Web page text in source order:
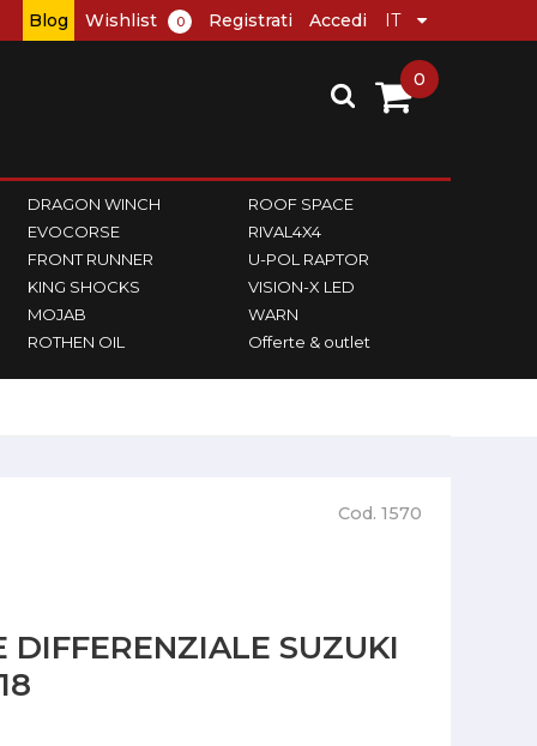
Blog Wishlist 0 Registrati Accedi
DRAGON WINCH
EVOCORSE
FRONT RUNNER
KING SHOCKS
MOJAB
ROTHEN OIL
ROOF SPACE
RIVAL4X4
U-POL RAPTOR
VISION-X LED
WARN
Offerte & outlet
0
Cod. 1570
DIFFERENZIALE SUZUKI